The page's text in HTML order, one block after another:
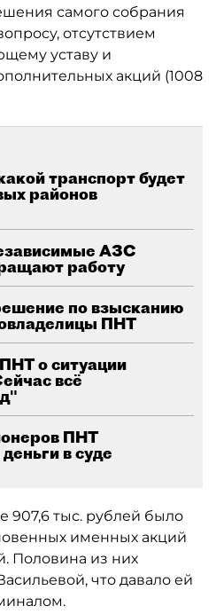
самого собрания
отсутствием
уставу и
акций (1008
транспорт будет
районов
АЗС
работу
по взысканию
ПНТ
о ситуации
всё
ПНТ
в суде
907,6 тыс. рублей было
именных акций
Половина из них
что давало ей